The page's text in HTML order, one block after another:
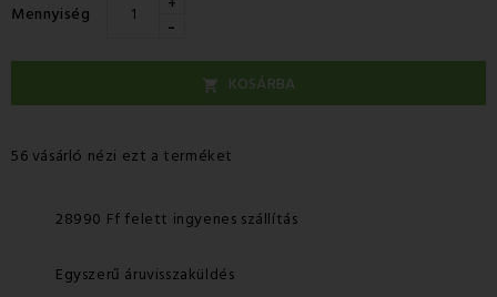
Mennyiség -
 KOSÁRBA
56 vásárló nézi ezt a terméket
28990 Ff felett ingyenes szállítás
Egyszerű áruvisszaküldés